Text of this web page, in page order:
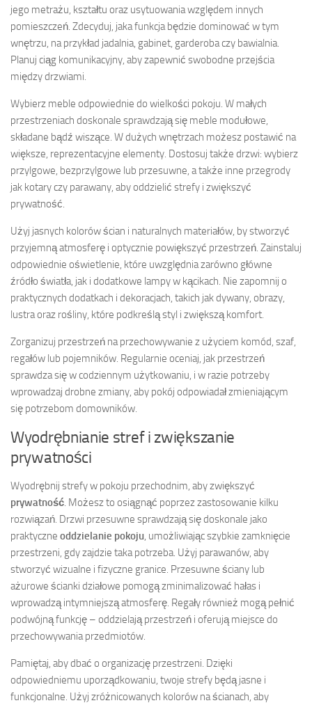
jego metrażu, kształtu oraz usytuowania względem innych
pomieszczeń. Zdecyduj, jaka funkcja będzie dominować w tym
wnętrzu, na przykład jadalnia, gabinet, garderoba czy bawialnia.
Planuj ciąg komunikacyjny, aby zapewnić swobodne przejścia
między drzwiami.
Wybierz meble odpowiednie do wielkości pokoju. W małych
przestrzeniach doskonale sprawdzają się meble modułowe,
składane bądź wiszące. W dużych wnętrzach możesz postawić na
większe, reprezentacyjne elementy. Dostosuj także drzwi: wybierz
przylgowe, bezprzylgowe lub przesuwne, a także inne przegrody
jak kotary czy parawany, aby oddzielić strefy i zwiększyć
prywatność.
Użyj jasnych kolorów ścian i naturalnych materiałów, by stworzyć
przyjemną atmosferę i optycznie powiększyć przestrzeń. Zainstaluj
odpowiednie oświetlenie, które uwzględnia zarówno główne
źródło światła, jak i dodatkowe lampy w kącikach. Nie zapomnij o
praktycznych dodatkach i dekoracjach, takich jak dywany, obrazy,
lustra oraz rośliny, które podkreślą styl i zwiększą komfort.
Zorganizuj przestrzeń na przechowywanie z użyciem komód, szaf,
regałów lub pojemników. Regularnie oceniaj, jak przestrzeń
sprawdza się w codziennym użytkowaniu, i w razie potrzeby
wprowadzaj drobne zmiany, aby pokój odpowiadał zmieniającym
się potrzebom domowników.
Wyodrębnianie stref i zwiększanie
prywatności
Wyodrębnij strefy w pokoju przechodnim, aby zwiększyć
prywatność . Możesz to osiągnąć poprzez zastosowanie kilku
rozwiązań. Drzwi przesuwne sprawdzają się doskonale jako
praktyczne oddzielanie pokoju , umożliwiając szybkie zamknięcie
przestrzeni, gdy zajdzie taka potrzeba. Użyj parawanów, aby
stworzyć wizualne i fizyczne granice. Przesuwne ściany lub
ażurowe ścianki działowe pomogą zminimalizować hałas i
wprowadzą intymniejszą atmosferę. Regały również mogą pełnić
podwójną funkcję – oddzielają przestrzeń i oferują miejsce do
przechowywania przedmiotów.
Pamiętaj, aby dbać o organizację przestrzeni. Dzięki
odpowiedniemu uporządkowaniu, twoje strefy będą jasne i
funkcjonalne. Użyj zróżnicowanych kolorów na ścianach, aby